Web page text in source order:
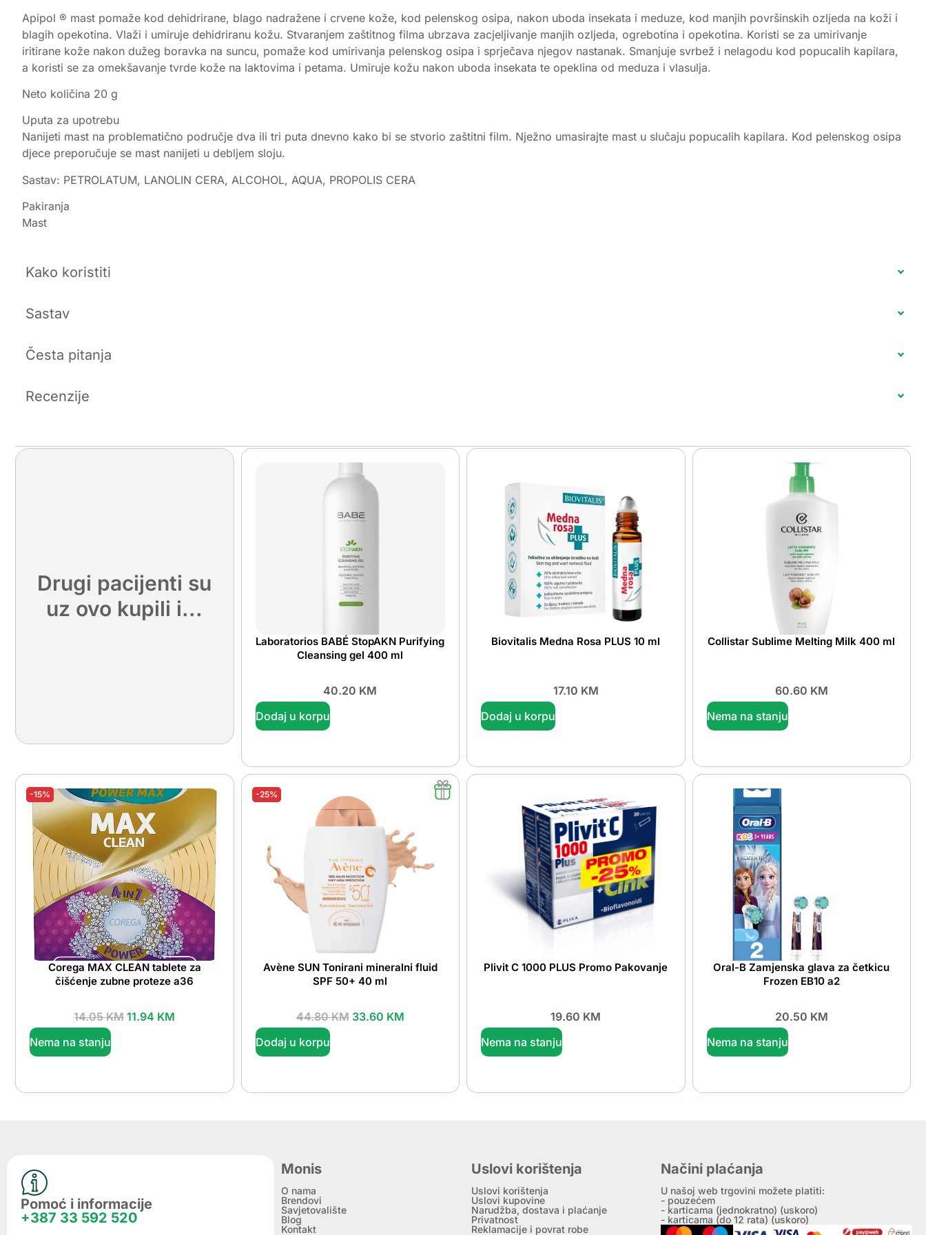
Apipol ® mast pomaže kod dehidrirane, blago nadražene i crvene kože, kod pelenskog osipa, nakon uboda insekata i meduze, kod manjih površinskih ozljeda na koži i
blagih opekotina. Vlaži i umiruje dehidriranu kožu. Stvaranjem zaštitnog filma ubrzava zacjeljivanje manjih ozljeda, ogrebotina i opekotina. Koristi se za umirivanje
iritirane kože nakon dužeg boravka na suncu, pomaže kod umirivanja pelenskog osipa i sprječava njegov nastanak. Smanjuje svrbež i nelagodu kod popucalih kapilara,
a koristi se za omekšavanje tvrde kože na laktovima i petama. Umiruje kožu nakon uboda insekata te opeklina od meduza i vlasulja.
Neto količina 20 g
Uputa za upotrebu
Nanijeti mast na problematično područje dva ili tri puta dnevno kako bi se stvorio zaštitni film. Nježno umasirajte mast u slučaju popucalih kapilara. Kod pelenskog osipa
djece preporučuje se mast nanijeti u debljem sloju.
Sastav: PETROLATUM, LANOLIN CERA, ALCOHOL, AQUA, PROPOLIS CERA
Pakiranja
Mast
Kako koristiti
Sastav
Česta pitanja
Recenzije
Drugi pacijenti su
uz ovo kupili i...
Laboratorios BABÉ StopAKN Purifying
Cleansing gel 400 ml
40.20 KM
Dodaj u korpu
Biovitalis Medna Rosa PLUS 10 ml
17.10 KM
Dodaj u korpu
Collistar Sublime Melting Milk 400 ml
60.60 KM
Nema na stanju
-15%
Corega MAX CLEAN tablete za
čišćenje zubne proteze a36
14.05KM 11.94 KM
Nema na stanju
-25%
Avène SUN Tonirani mineralni fluid
SPF 50+ 40 ml
44.80KM 33.60 KM
Dodaj u korpu
Plivit C 1000 PLUS Promo Pakovanje
19.60 KM
Nema na stanju
Oral-B Zamjenska glava za četkicu
Frozen EB10 a2
20.50 KM
Nema na stanju
Pomoć i informacije
+387 33 592 520
Monis
O nama
Brendovi
Savjetovalište
Blog
Kontakt
Uslovi korištenja
Uslovi korištenja
Uslovi kupovine
Narudžba, dostava i plaćanje
Privatnost
Reklamacije i povrat robe
Načini plaćanja
U našoj web trgovini možete platiti:
- pouzećem
- karticama (jednokratno) (uskoro)
- karticama (do 12 rata) (uskoro)